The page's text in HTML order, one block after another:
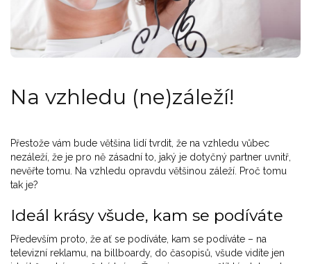
Na vzhledu (ne)záleží!
Přestože vám bude většina lidí tvrdit, že na vzhledu vůbec
nezáleží, že je pro ně zásadní to, jaký je dotyčný partner uvnitř,
nevěřte tomu. Na vzhledu opravdu většinou záleží. Proč tomu
tak je?
Ideál krásy všude, kam se podíváte
Především proto, že ať se podíváte, kam se podíváte – na
televizní reklamu, na billboardy, do časopisů, všude vidíte jen